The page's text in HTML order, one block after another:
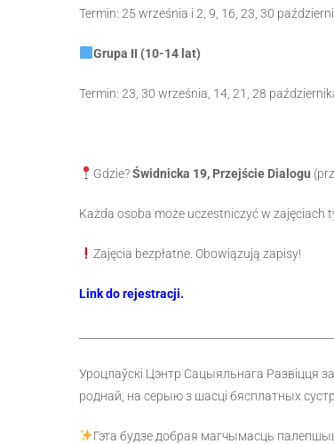
Termin: 25 września i 2, 9, 16, 23, 30
Grupa II (10-14 lat)
Termin: 23, 30 września, 14, 21, 28
Gdzie?Świdnicka 19, Przejście Dialogu
Każda osoba może uczestniczyć w zajęciach
Zajęcia bezpłatne. Obowiązują zapisy!
Link do rejestracji.
Уроцлаўскі Цэнтр Сацыяльнага Развіцця
роднай, на серыю з шасці бясплатных
Гэта будзе добрая магчымасць